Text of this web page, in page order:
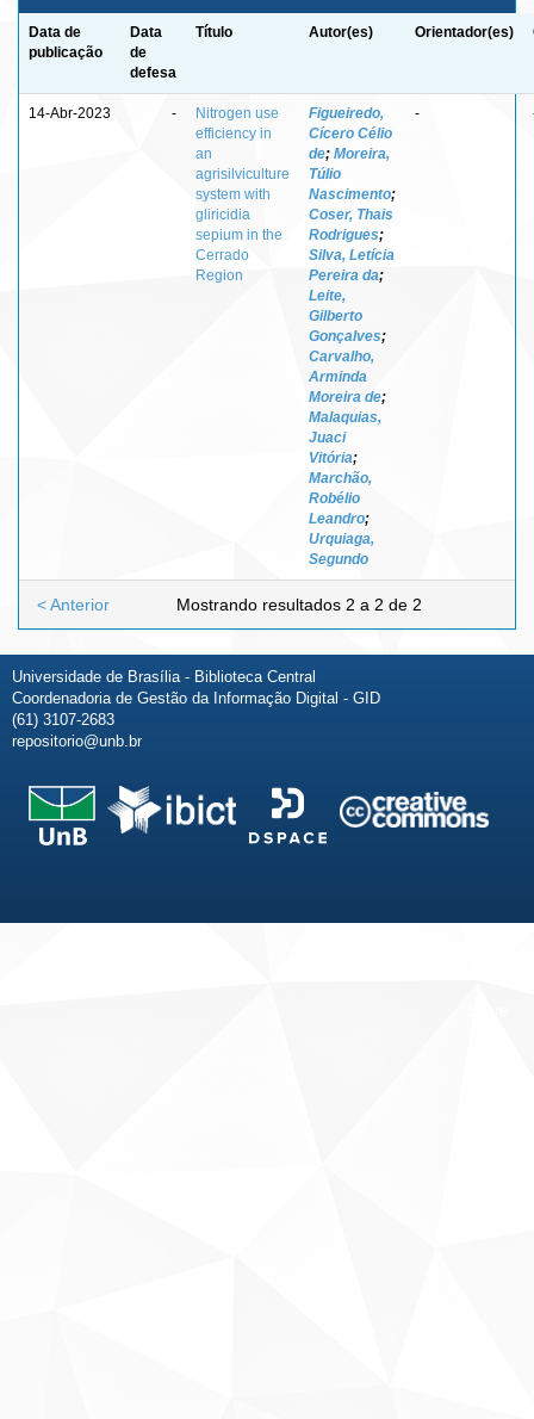
Data de
publicação
Data
de
defesa
Título Autor(es) Orientador(es)
14-Abr-2023 -
Nitrogen use
efficiency in
an
agrisilviculture
system with
gliricidia
sepium in the
Cerrado
Region
Figueiredo,
Cícero Célio
de; Moreira,
Túlio
Nascimento;
Coser, Thais
Rodrigues;
Silva, Letícia
Pereira da;
Leite,
Gilberto
Gonçalves;
Carvalho,
Arminda
Moreira de;
Malaquias,
Juaci
Vitória;
Marchão,
Robélio
Leandro;
Urquiaga,
Segundo
-
Mostrando resultados 2 a 2 de 2
< Anterior
Universidade de Brasília - Biblioteca Central
Coordenadoria de Gestão da Informação Digital - GID
(61) 3107-2683
repositorio@unb.br